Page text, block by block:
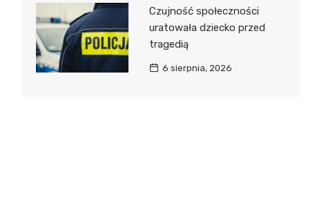
Czujność społeczności
uratowała dziecko przed
tragedią
6 sierpnia, 2026